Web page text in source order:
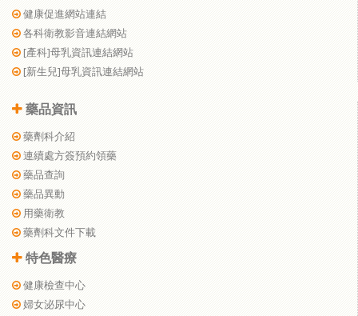
健康促進網站連結
各科衛教影音連結網站
[產科]母乳資訊連結網站
[新生兒]母乳資訊連結網站
藥品資訊
藥劑科介紹
連續處方簽預約領藥
藥品查詢
藥品異動
用藥衛教
藥劑科文件下載
特色醫療
健康檢查中心
婦女泌尿中心